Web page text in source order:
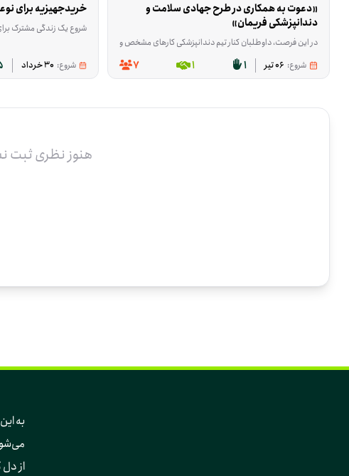
دندانپزشکی فریمان»
در این فرصت، داوطلبان کنار تیم دندانپزشکی کارهای مشخص و مهمی را پیش می‌برند؛ از آماده‌سازی و ضدعفونی تجهیزات و آماده کردن مواد مصرفی گرفته تا پذیرش و راهنمایی مراجعان و کمک در روند درمان. این نقش برای
شروع: 06 تیر 1
1
7
خریدجهیزیه برای
شروع یک زندگی مشترک برای بعضی خانواده‌ها با نگرانیِ تهیه‌ی
شروع: 30 خرداد
هنوز نظری ثبت
می‌شود؛
از